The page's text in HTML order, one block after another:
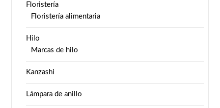
Floristería
Floristería alimentaria
Hilo
Marcas de hilo
Kanzashi
Lámpara de anillo